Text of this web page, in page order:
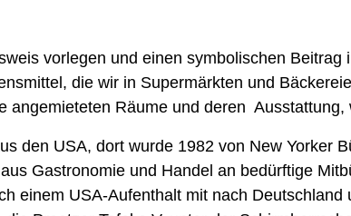
vorlegen und einen symbolischen
die wir in Supermärkten und
angemieteten Räume und deren
den USA, dort wurde 1982 von New Yorker
Gastronomie und Handel an bedürftige
einem USA-Aufenthalt mit nach